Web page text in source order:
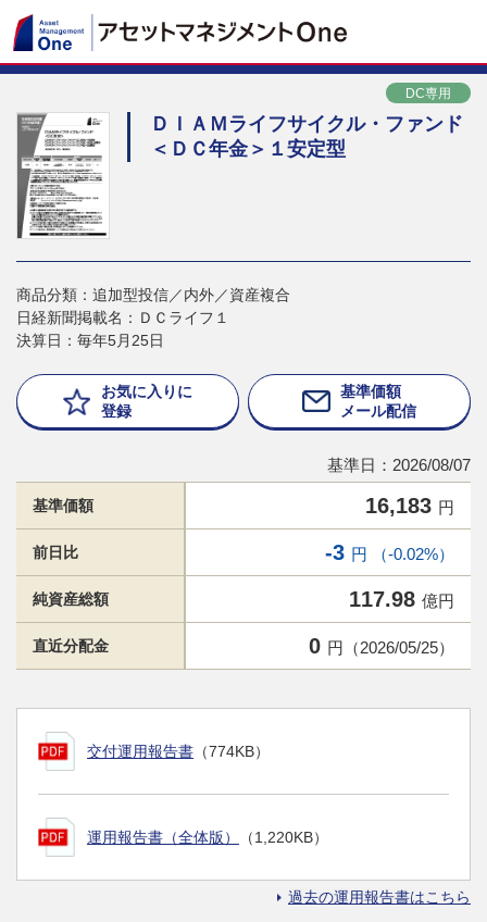
DC専用
ＤＩＡＭライフサイクル・ファンド
＜ＤＣ年金＞１安定型
商品分類：追加型投信／内外／資産複合
日経新聞掲載名：ＤＣライフ１
決算日：毎年5月25日
お気に入りに
登録
基準価額
メール配信
基準日：2026/08/07
基準価額 16,183 円
前日比 -3 円 （-0.02%）
純資産総額 117.98 億円
直近分配金 0 円（2026/05/25）
交付運用報告書 （774KB）
運用報告書（全体版） （1,220KB）
過去の運用報告書はこちら